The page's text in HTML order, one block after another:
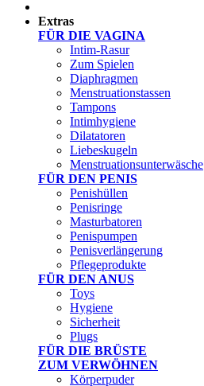
Extras
FÜR DIE VAGINA
Intim-Rasur
Zum Spielen
Diaphragmen
Menstruationstassen
Tampons
Intimhygiene
Dilatatoren
Liebeskugeln
Menstruationsunterwäsche
FÜR DEN PENIS
Penishüllen
Penisringe
Masturbatoren
Penispumpen
Penisverlängerung
Pflegeprodukte
FÜR DEN ANUS
Toys
Hygiene
Sicherheit
Plugs
FÜR DIE BRÜSTE
ZUM VERWÖHNEN
Körperpuder